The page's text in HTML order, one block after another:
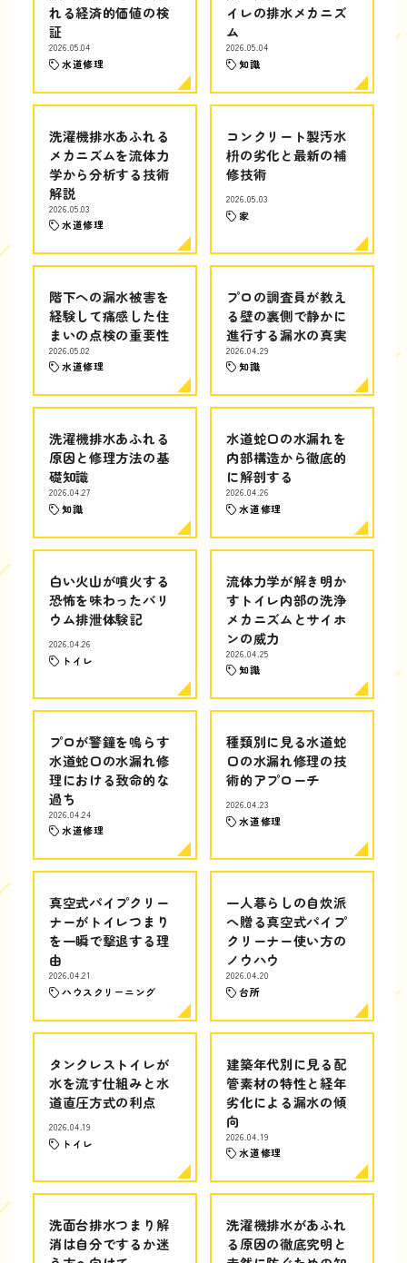
れる経済的価値の検
証
2026.05.04
水道修理
イレの排水メカニズ
ム
2026.05.04
知識
洗濯機排水あふれる
メカニズムを流体力
学から分析する技術
解説
2026.05.03
水道修理
コンクリート製汚水
枡の劣化と最新の補
修技術
2026.05.03
家
階下への漏水被害を
経験して痛感した住
まいの点検の重要性
2026.05.02
水道修理
プロの調査員が教え
る壁の裏側で静かに
進行する漏水の真実
2026.04.29
知識
洗濯機排水あふれる
原因と修理方法の基
礎知識
2026.04.27
知識
水道蛇口の水漏れを
内部構造から徹底的
に解剖する
2026.04.26
水道修理
白い火山が噴火する
恐怖を味わったバリ
ウム排泄体験記
2026.04.26
トイレ
流体力学が解き明か
すトイレ内部の洗浄
メカニズムとサイホ
ンの威力
2026.04.25
知識
プロが警鐘を鳴らす
水道蛇口の水漏れ修
理における致命的な
過ち
2026.04.24
水道修理
種類別に見る水道蛇
口の水漏れ修理の技
術的アプローチ
2026.04.23
水道修理
真空式パイプクリー
ナーがトイレつまり
を一瞬で撃退する理
由
2026.04.21
ハウスクリーニング
一人暮らしの自炊派
へ贈る真空式パイプ
クリーナー使い方の
ノウハウ
2026.04.20
台所
タンクレストイレが
水を流す仕組みと水
道直圧方式の利点
2026.04.19
トイレ
建築年代別に見る配
管素材の特性と経年
劣化による漏水の傾
向
2026.04.19
水道修理
洗面台排水つまり解
消は自分でするか迷
洗濯機排水があふれ
る原因の徹底究明と